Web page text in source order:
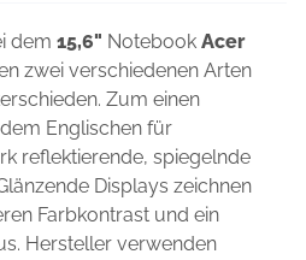
dem 15,6" Notebook Acer
zwei verschiedenen Arten
Zum einen
Englischen für
reflektierende, spiegelnde
Displays zeichnen
Farbkontrast und ein
Hersteller verwenden